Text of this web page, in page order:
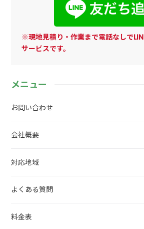
※現地見積り・作業まで電話なしで
サービスです。
メニュー
お問い合わせ
会社概要
対応地域
よくある質問
料金表